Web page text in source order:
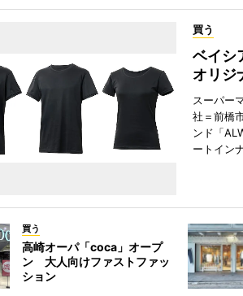
買う
ベイシ
オリジ
スーパー
社＝前橋
ンド「
ートイン
買う
高崎オーパ「coca」オープ
ン 大人向けファストファッ
ション